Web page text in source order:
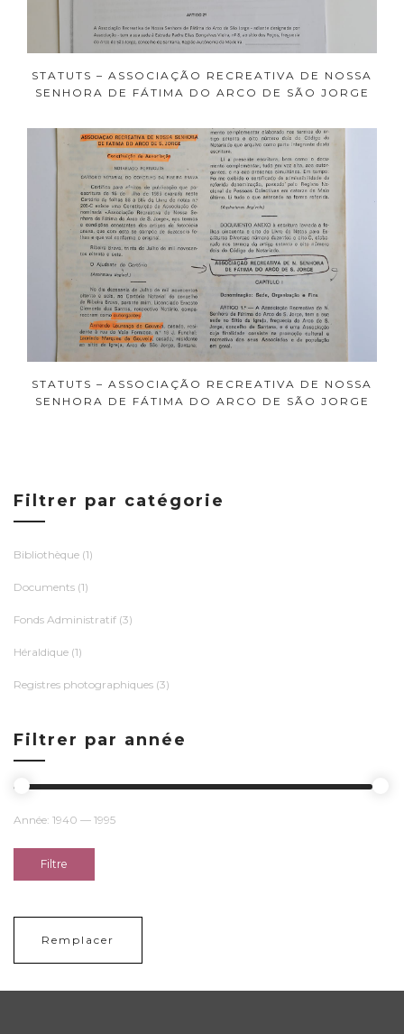
STATUTS – ASSOCIAÇÃO RECREATIVA DE NOSSA
SENHORA DE FÁTIMA DO ARCO DE SÃO JORGE
STATUTS – ASSOCIAÇÃO RECREATIVA DE NOSSA
SENHORA DE FÁTIMA DO ARCO DE SÃO JORGE
Filtrer par catégorie
Bibliothèque (1)
Documents (1)
Fonds Administratif (3)
Héraldique (1)
Registres photographiques (3)
Filtrer par année
Filtre
Année: 1940 — 1995
Remplacer